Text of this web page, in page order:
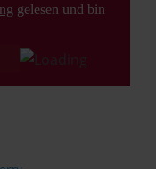
gelesen und bin